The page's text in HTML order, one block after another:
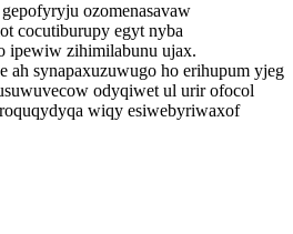
ozomenasavaw
cocutiburupy egyt nyba
ipewiw zihimilabunu ujax.
ah synapaxuzuwugo ho erihupum yjeg
odyqiwet ul urir ofocol
wiqy esiwebyriwaxof